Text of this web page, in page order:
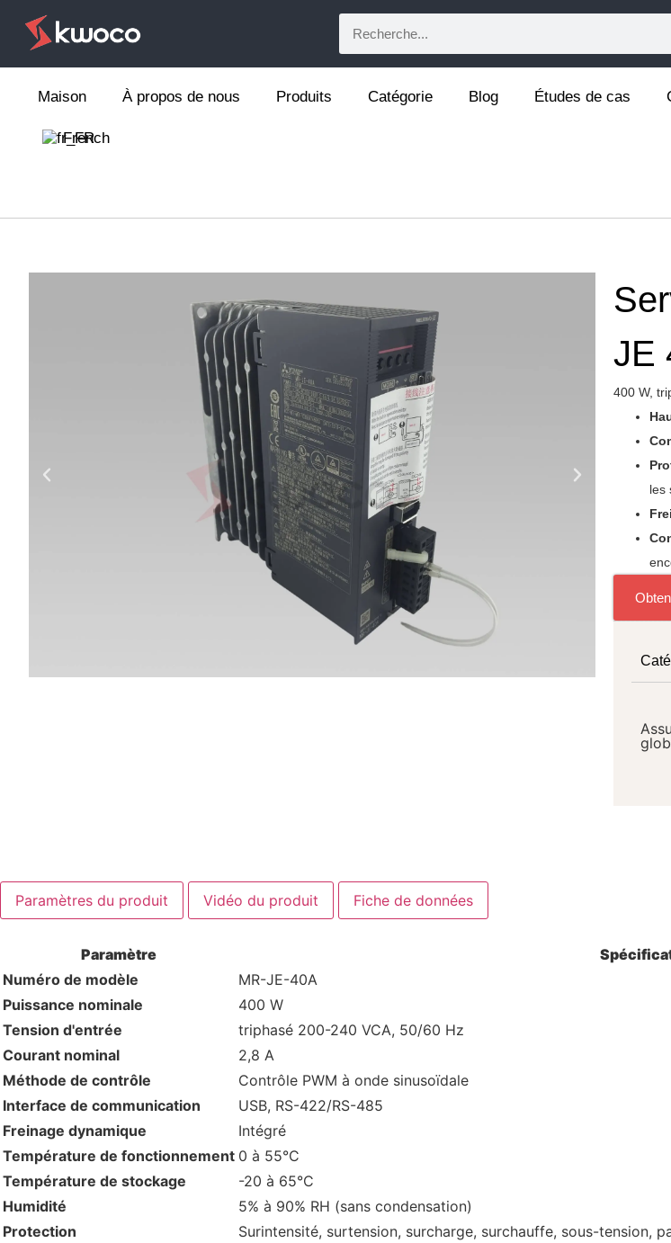
Maison À propos de nous Produits Catégorie Blog Études de cas
French
JE
400 W,
les
Paramètres du produit Vidéo du produit Fiche de données
Paramètre
Numéro de modèle
MR-JE-40A
Puissance nominale
400 W
Tension d'entrée
triphasé 200-240 VCA, 50/60 Hz
Courant nominal
2,8 A
Méthode de contrôle
Contrôle PWM à onde sinusoïdale
Interface de communication
USB, RS-422/RS-485
Freinage dynamique
Intégré
Température de fonctionnement 0 à 55°C
Température de stockage
-20 à 65°C
Humidité
5% à 90% RH (sans condensation)
Protection
Surintensité, surtension, surcharge, surchauffe, sous-tension,